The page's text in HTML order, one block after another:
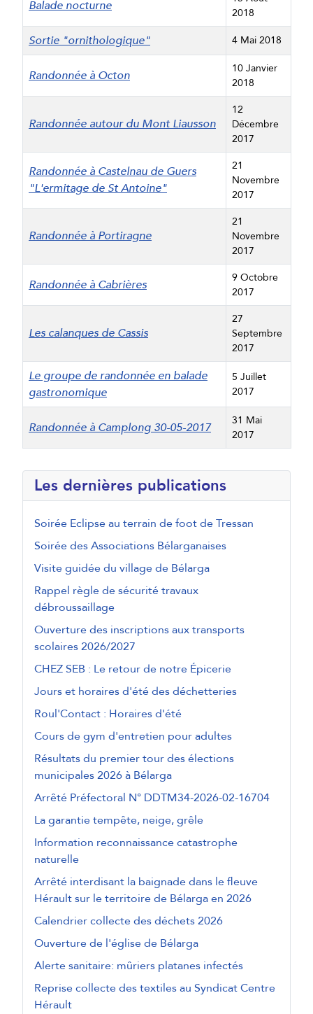
Les dernières publications
Soirée Eclipse au terrain de foot de Tressan
Soirée des Associations Bélarganaises
Visite guidée du village de Bélarga
Rappel règle de sécurité travaux
débroussaillage
Ouverture des inscriptions aux transports
scolaires 2026/2027
CHEZ SEB : Le retour de notre Épicerie
Jours et horaires d'été des déchetteries
Roul'Contact : Horaires d'été
Cours de gym d'entretien pour adultes
Résultats du premier tour des élections
municipales 2026 à Bélarga
Arrêté Préfectoral N° DDTM34-2026-02-16704
La garantie tempête, neige, grêle
Information reconnaissance catastrophe
naturelle
Arrêté interdisant la baignade dans le fleuve
Hérault sur le territoire de Bélarga en 2026
Calendrier collecte des déchets 2026
Ouverture de l'église de Bélarga
Alerte sanitaire: mûriers platanes infectés
Reprise collecte des textiles au Syndicat Centre
Hérault
Balade nocturne
2018
Sortie "ornithologique" 4 Mai 2018
Randonnée à Octon
10 Janvier
2018
Randonnée autour du Mont Liausson
12
Décembre
2017
Randonnée à Castelnau de Guers
"L'ermitage de St Antoine"
21
Novembre
2017
Randonnée à Portiragne
21
Novembre
2017
Randonnée à Cabrières
9 Octobre
2017
Les calanques de Cassis
27
Septembre
2017
Le groupe de randonnée en balade
gastronomique
5 Juillet
2017
Randonnée à Camplong 30-05-2017
31 Mai
2017